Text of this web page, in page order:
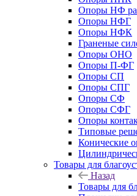
Опоры НФ
Опоры НФГ
Опоры НФК
Граненые
Опоры ОНО
Опоры П-ФГ
Опоры СП
Опоры СПГ
Опоры СФ
Опоры СФГ
Опоры
Типовые
Конические
Товары для
Назад
Товары для